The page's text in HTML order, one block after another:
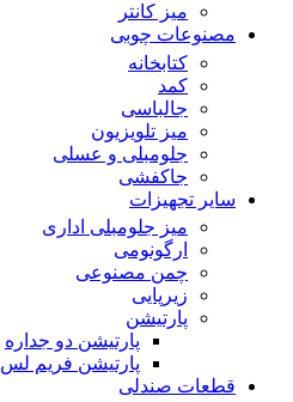
میز کانتر
مصنوعات چوبی
کتابخانه
کمد
جالباسی
میز تلویزیون
جلومبلی و عسلی
جاکفشی
سایر تجهیزات
میز جلومبلی اداری
ارگونومی
چمن مصنوعی
زیرپایی
پارتیشن
پارتیشن دو جداره
پارتیشن فریم لس
قطعات صندلی